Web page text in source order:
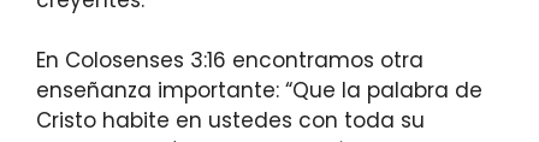
En Colosenses 3:16 encontramos otra
enseñanza importante: “Que la palabra de
Cristo habite en ustedes con toda su